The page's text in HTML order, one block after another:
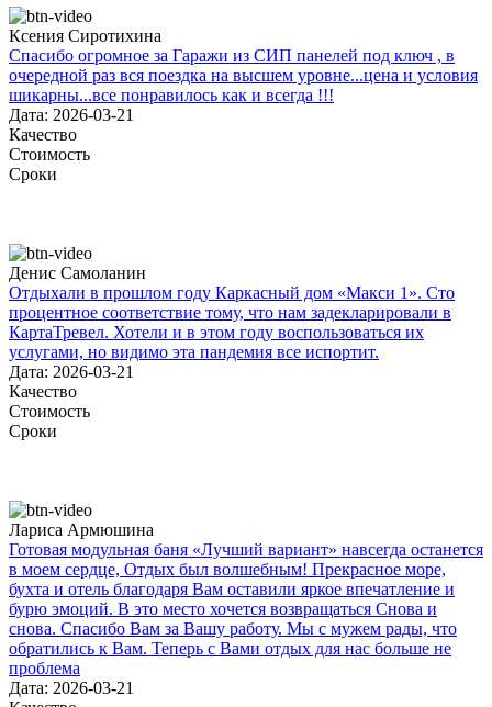
Ксения Сиротихина
Спасибо огромное за Гаражи из СИП панелей под ключ , в
очередной раз вся поездка на высшем уровне...цена и условия
шикарны...все понравилось как и всегда !!!
Дата: 2026-03-21
Качество
Стоимость
Сроки
Денис Самоланин
Отдыхали в прошлом году Каркасный дом «Макси 1». Сто
процентное соответствие тому, что нам задекларировали в
КартаТревел. Хотели и в этом году воспользоваться их
услугами, но видимо эта пандемия все испортит.
Дата: 2026-03-21
Качество
Стоимость
Сроки
Лариса Армюшина
Готовая модульная баня «Лучший вариант» навсегда останется
в моем сердце, Отдых был волшебным! Прекрасное море,
бухта и отель благодаря Вам оставили яркое впечатление и
бурю эмоций. В это место хочется возвращаться Снова и
снова. Спасибо Вам за Вашу работу. Мы с мужем рады, что
обратились к Вам. Теперь с Вами отдых для нас больше не
проблема
Дата: 2026-03-21